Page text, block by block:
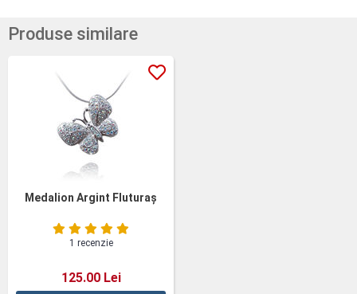
Produse similare
Medalion Argint Fluturaş
1 recenzie
125.00 Lei